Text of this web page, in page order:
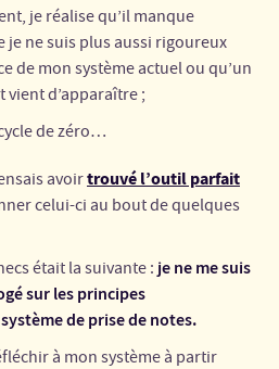
je réalise qu’il manque
je ne suis plus aussi rigoureux
de mon système actuel ou qu’un
d’apparaître ;
de zéro…
avoirtrouvé l’outil parfait
celui-ci au bout de quelques
était la suivante : je ne me suis
sur les principes
de prise de notes.
à mon système à partir